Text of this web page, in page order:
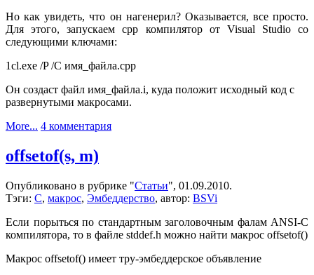
Но как увидеть, что он нагенерил? Оказывается, все просто.
Для этого, запускаем cpp компилятор от Visual Studio со
следующими ключами:
1cl.exe /P /C имя_файла.cpp
Он создаст файл имя_файла.i, куда положит исходный код с
развернутыми макросами.
More... 4 комментарияк
макросы
offsetof(s, m)
Опубликовано в рубрике "Статьи", 01.09.2010.
Тэги: C, макрос, Эмбеддерство, автор: BSVi
Если порыться по стандартным заголовочным фалам ANSI-C
компилятора, то в файле stddef.h можно найти макрос offsetof()
Макрос offsetof() имеет тру-эмбеддерское объявление